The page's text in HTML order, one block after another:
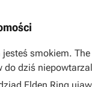
smokiem.
do dziś